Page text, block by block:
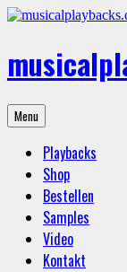
Skip
professional
backing
Menu
Playbacks
Shop
Bestellen
Samples
Video
Kontakt